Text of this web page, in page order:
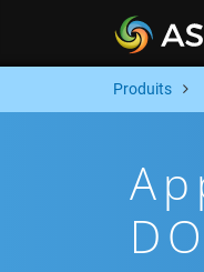
Produits